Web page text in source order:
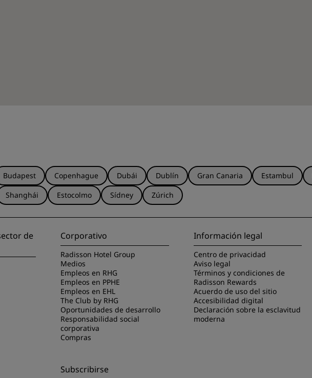
Budapest Copenhague Dubái Dublín Gran Canaria Estambul
Shanghái Estocolmo Sídney Zúrich
de
Corporativo
Radisson Hotel Group
Medios
Empleos en RHG
Empleos en PPHE
Empleos en EHL
The Club by RHG
Oportunidades de desarrollo
Responsabilidad social
corporativa
Compras
Información legal
Centro de privacidad
Aviso legal
Términos y condiciones de
Radisson Rewards
Acuerdo de uso del sitio
Accesibilidad digital
Declaración sobre la esclavitud
moderna
Subscribirse